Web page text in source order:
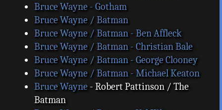
Bruce Wayne - Gotham
Bruce Wayne / Batman
Bruce Wayne / Batman - Ben Affleck
Bruce Wayne / Batman - Christian Bale
Bruce Wayne / Batman - George Clooney
Bruce Wayne / Batman - Michael Keaton
Bruce Wayne- Robert Pattinson / The
Batman